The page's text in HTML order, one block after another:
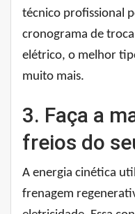
técnico profissional
cronograma de
elétrico, o melhor
muito mais.
3. Faça a
freios do
A energia cinética
frenagem